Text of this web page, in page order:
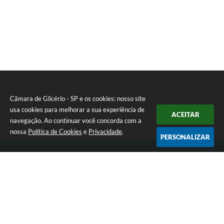
Câmara de Glicério - SP e os cookies: nosso site
usa cookies para melhorar a sua experiência de
navegação. Ao continuar você concorda com a
nossa Política de Cookies e Privacidade.
ACEITAR
PERSONALIZAR